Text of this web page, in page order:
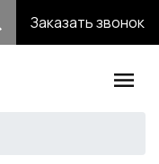
Заказать звонок